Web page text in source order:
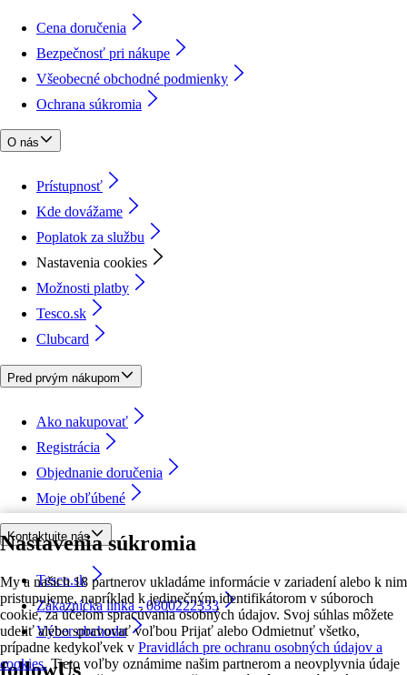
Nastavenia súkromia
My a našich 18 partnerov ukladáme informácie v zariadení alebo k nim
pristupujeme, napríklad k jedinečným identifikátorom v súboroch
cookie, za účelom spracúvania osobných údajov. Svoj súhlas môžete
udeliť alebo spravovať voľbou Prijať alebo Odmietnuť všetko,
prípadne kedykoľvek v Pravidlách pre ochranu osobných údajov a
cookies. Tieto voľby oznámime našim partnerom a neovplyvnia údaje
Cena doručenia
Bezpečnosť pri nákupe
Všeobecné obchodné podmienky
Ochrana súkromia
O nás
Prístupnosť
Kde dovážame
Poplatok za službu
Nastavenia cookies
Možnosti platby
Tesco.sk
Clubcard
Pred prvým nákupom
Ako nakupovať
Registrácia
Objednanie doručenia
Moje obľúbené
Kontaktujte nás
Tesco.sk
Zákaznícka linka - 0800222333
Výber obchodu
followUs